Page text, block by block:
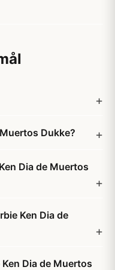
Dukke?
Dia de Muertos
Ken Dia de
Dia de Muertos